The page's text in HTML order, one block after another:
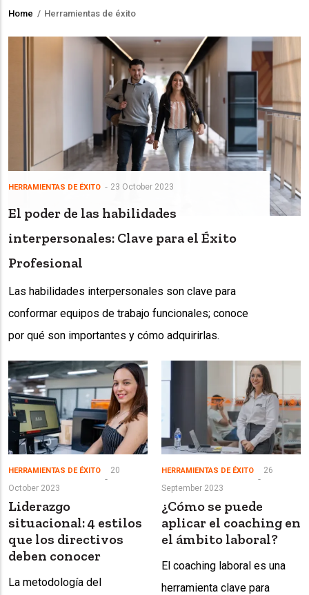
Breadcrumb
Home / Herramientas de éxito
HERRAMIENTAS DE ÉXITO 23 October 2023
El poder de las habilidades
interpersonales: Clave para el Éxito
Profesional
Las habilidades interpersonales son clave para
conformar equipos de trabajo funcionales; conoce
por qué son importantes y cómo adquirirlas.
HERRAMIENTAS DE ÉXITO
20
October 2023
Liderazgo
situacional: 4 estilos
que los directivos
deben conocer
La metodología del
HERRAMIENTAS DE ÉXITO
26
September 2023
¿Cómo se puede
aplicar el coaching en
el ámbito laboral?
El coaching laboral es una
herramienta clave para